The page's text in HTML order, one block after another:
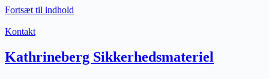
Fortsæt til indhold
Kontakt
Kathrineberg Sikkerhedsmateriel